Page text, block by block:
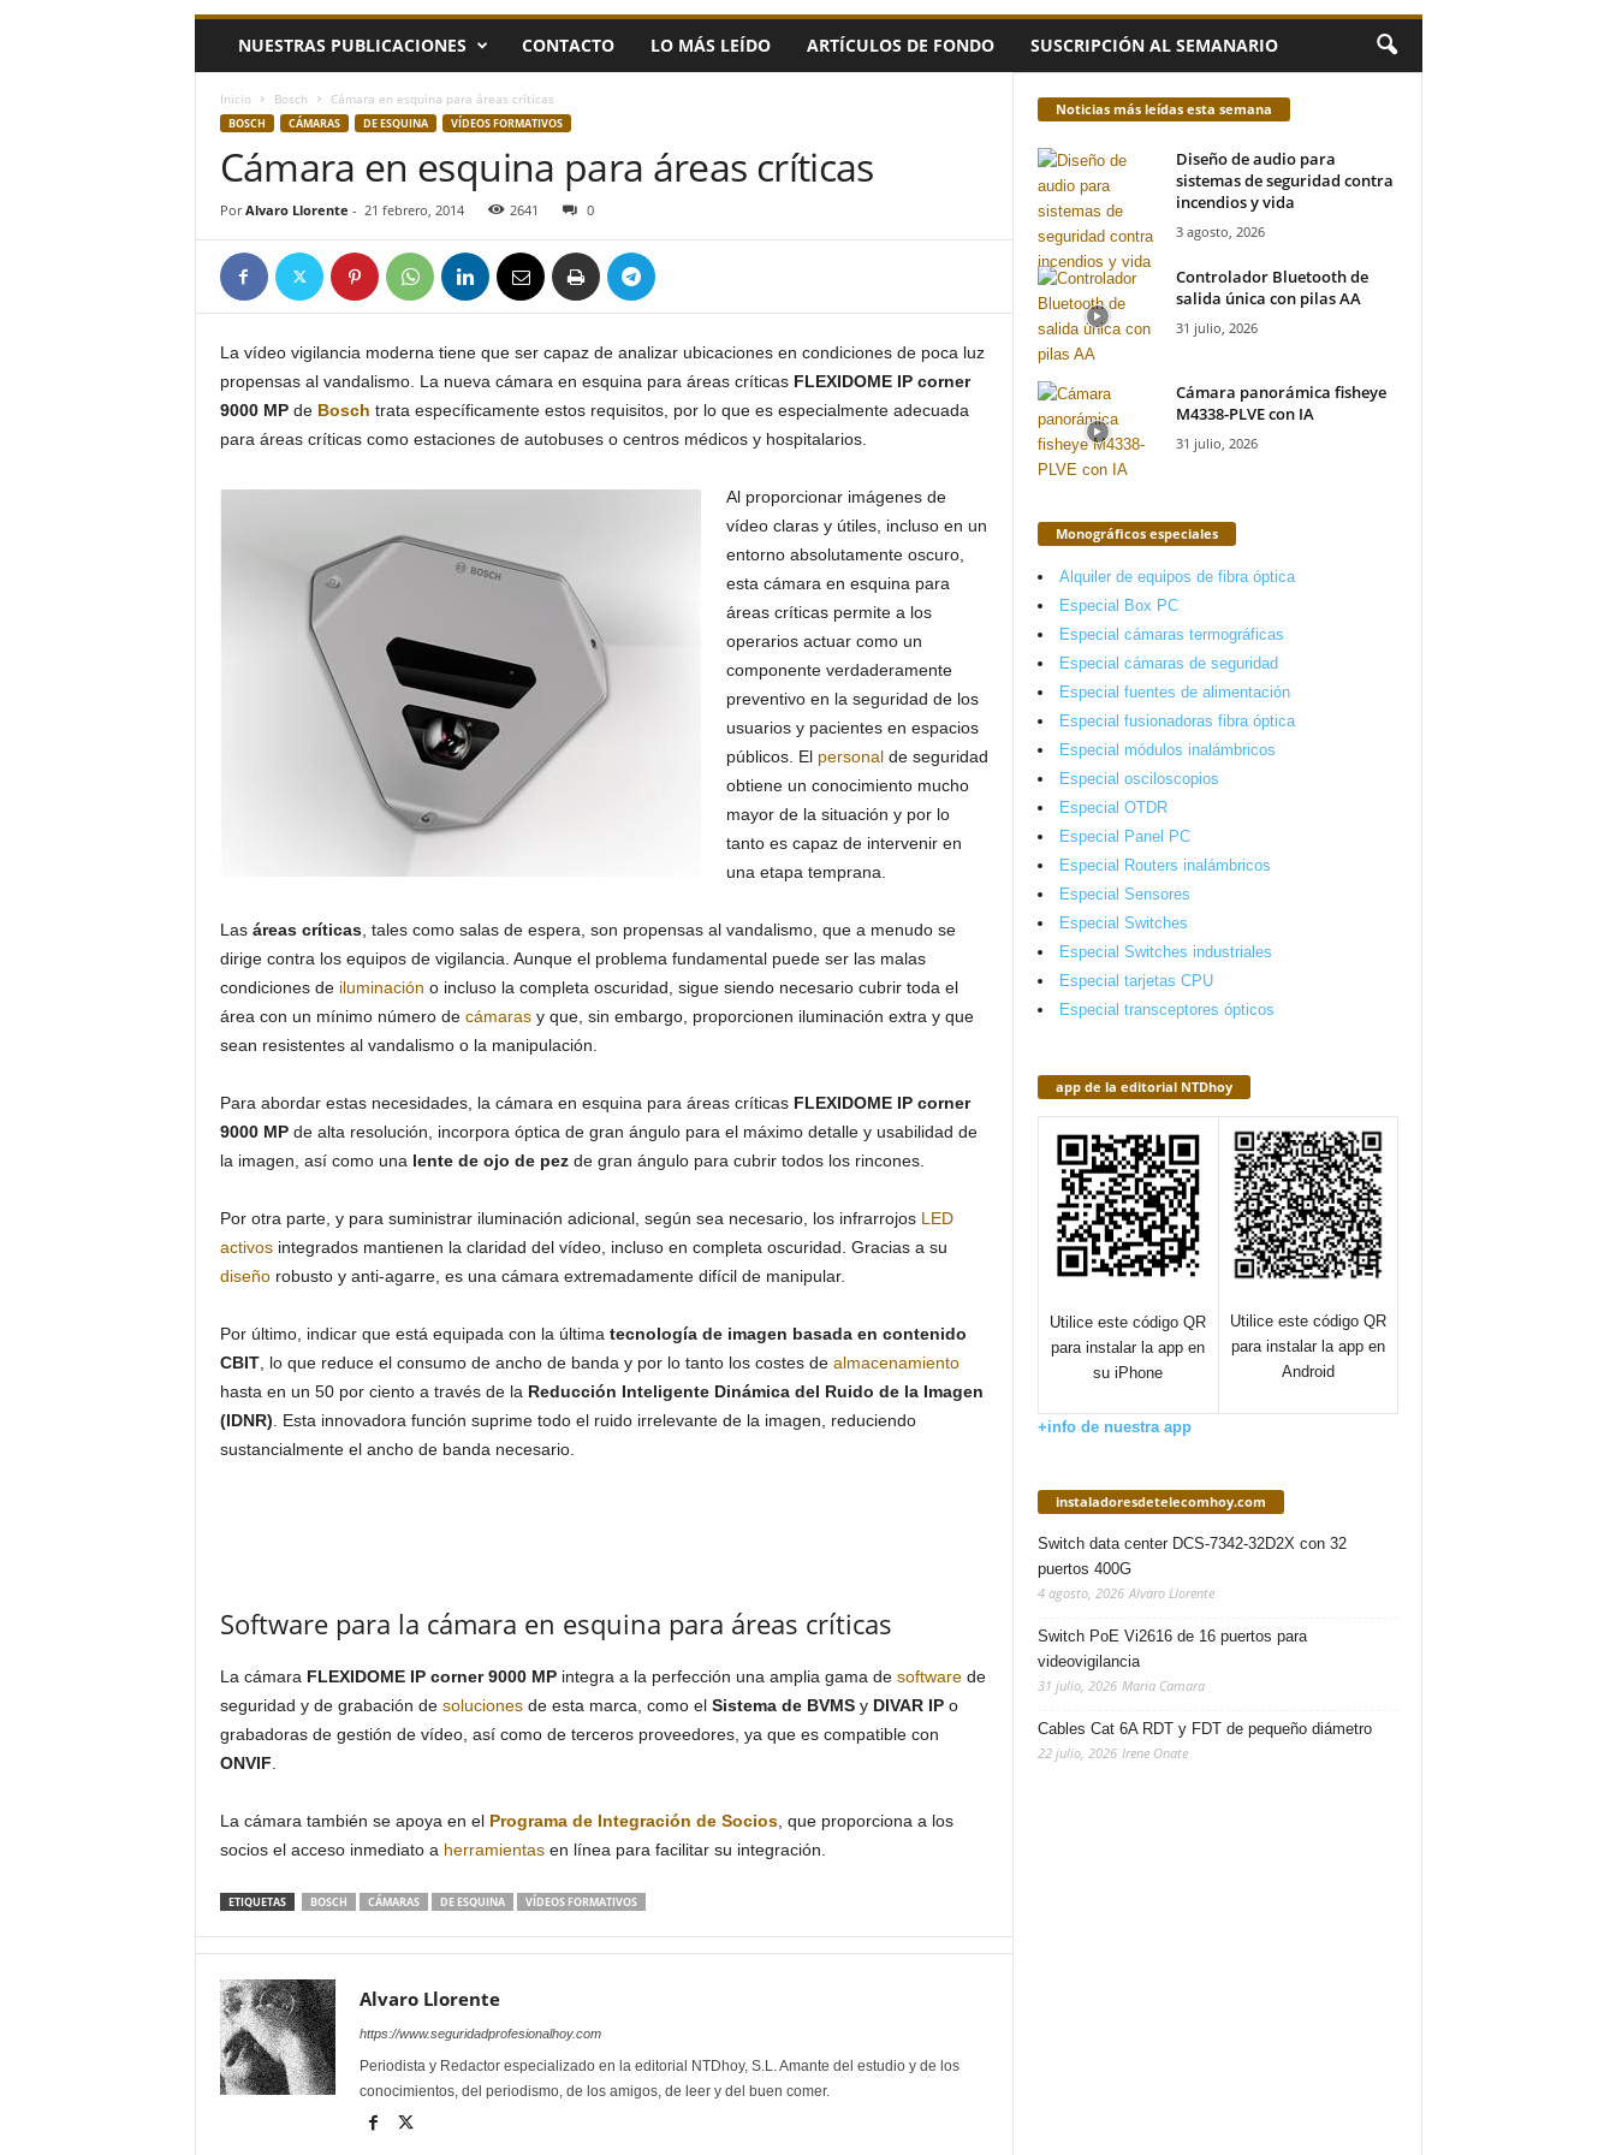
h
y
NUESTRAS PUBLICACIONES CONTACTO LO MÁS LEÍDO ARTÍCULOS DE FONDO SUSCRIPCIÓN AL SEMANARIO
Inicio Bosch Cámara en esquina para áreas críticas
BOSCH CÁMARAS DE ESQUINA VÍDEOS FORMATIVOS
Cámara en esquina para áreas críticas
Por Alvaro Llorente - 21 febrero, 2014 2641 0
La vídeo vigilancia moderna tiene que ser capaz de analizar ubicaciones en condiciones de poca luz
propensas al vandalismo. La nueva cámara en esquina para áreas críticas FLEXIDOME IP corner
9000 MPde Bosch trata específicamente estos requisitos, por lo que es especialmente adecuada
para áreas críticas como estaciones de autobuses o centros médicos y hospitalarios.
Al proporcionar imágenes de
vídeo claras y útiles, incluso en un
entorno absolutamente oscuro,
esta cámara en esquina para
áreas críticas permite a los
operarios actuar como un
componente verdaderamente
preventivo en la seguridad de los
usuarios y pacientes en espacios
públicos. El personalde seguridad
obtiene un conocimiento mucho
mayor de la situación y por lo
tanto es capaz de intervenir en
una etapa temprana.
Las áreas críticas, tales como salas de espera, son propensas al vandalismo, que a menudo se
dirige contra los equipos de vigilancia. Aunque el problema fundamental puede ser las malas
condiciones de iluminación o incluso la completa oscuridad, sigue siendo necesario cubrir toda el
área con un mínimo número de cámarasy que, sin embargo, proporcionen iluminación extra y que
sean resistentes al vandalismo o la manipulación.
Para abordar estas necesidades, la cámara en esquina para áreas críticas FLEXIDOME IP corner
9000 MPde alta resolución, incorpora óptica de gran ángulo para el máximo detalle y usabilidad de
la imagen, así como una lente de ojo de pezde gran ángulo para cubrir todos los rincones.
Por otra parte, y para suministrar iluminación adicional, según sea necesario, los infrarrojos LED
activosintegrados mantienen la claridad del vídeo, incluso en completa oscuridad. Gracias a su
diseñorobusto y anti-agarre, es una cámara extremadamente difícil de manipular.
Por último, indicar que está equipada con la última tecnología de imagen basada en contenido
CBIT, lo que reduce el consumo de ancho de banda y por lo tanto los costes de almacenamiento
hasta en un 50 por ciento a través de la Reducción Inteligente Dinámica del Ruido de la Imagen
(IDNR) . Esta innovadora función suprime todo el ruido irrelevante de la imagen, reduciendo
sustancialmente el ancho de banda necesario.
Software para la cámara en esquina para áreas críticas
La cámara FLEXIDOME IP corner 9000 MPintegra a la perfección una amplia gama de softwarede
seguridad y de grabación de solucionesde esta marca, como el Sistema de BVMS yDIVAR IPo
grabadoras de gestión de vídeo, así como de terceros proveedores, ya que es compatible con
ONVIF
La cámara también se apoya en el Programa de Integración de Socios, que proporciona a los
socios el acceso inmediato a herramientasen línea para facilitar su integración.
ETIQUETAS BOSCH CÁMARAS DE ESQUINA VÍDEOS FORMATIVOS
Alvaro Llorente
https://www.seguridadprofesionalhoy.com
Periodista y Redactor especializado en la editorial NTDhoy, S.L. Amante del estudio y de los
conocimientos, del periodismo, de los amigos, de leer y del buen comer.
Noticias más leídas esta semana
Diseño de audio para
sistemas de seguridad contra
incendios y vida
3 agosto, 2026
Controlador Bluetooth de
salida única con pilas AA
31 julio, 2026
Cámara panorámica fisheye
M4338-PLVE con IA
31 julio, 2026
Monográficos especiales
Alquiler de equipos de fibra óptica
Especial Box PC
Especial cámaras termográficas
Especial cámaras de seguridad
Especial fuentes de alimentación
Especial fusionadoras fibra óptica
Especial módulos inalámbricos
Especial osciloscopios
Especial OTDR
Especial Panel PC
Especial Routers inalámbricos
Especial Sensores
Especial Switches
Especial Switches industriales
Especial tarjetas CPU
Especial transceptores ópticos
app de la editorial NTDhoy
Utilice este código QR
para instalar la app en
su iPhone
Utilice este código QR
para instalar la app en
Android
+info de nuestra app
instaladoresdetelecomhoy.com
Switch data center DCS-7342-32D2X con 32
puertos 400G
4 agosto, 2026 Alvaro Llorente
Switch PoE Vi2616 de 16 puertos para
videovigilancia
31 julio, 2026 Maria Camara
Cables Cat 6A RDT y FDT de pequeño diámetro
22 julio, 2026 Irene Onate